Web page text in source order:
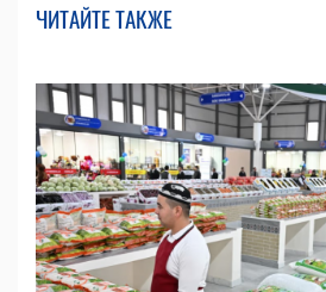
ЧИТАЙТЕ ТАКЖЕ